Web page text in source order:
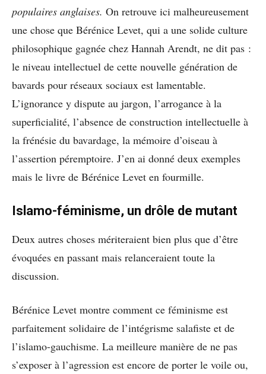
populaires anglaises. On retrouve ici malheureusement
une chose que Bérénice Levet, qui a une solide culture
philosophique gagnée chez Hannah Arendt, ne dit pas :
le niveau intellectuel de cette nouvelle génération de
bavards pour réseaux sociaux est lamentable.
L’ignorance y dispute au jargon, l’arrogance à la
superficialité, l’absence de construction intellectuelle à
la frénésie du bavardage, la mémoire d’oiseau à
l’assertion péremptoire. J’en ai donné deux exemples
mais le livre de Bérénice Levet en fourmille.
Islamo-féminisme, un drôle de mutant
Deux autres choses mériteraient bien plus que d’être
évoquées en passant mais relanceraient toute la
discussion.
Bérénice Levet montre comment ce féminisme est
parfaitement solidaire de l’intégrisme salafiste et de
l’islamo-gauchisme. La meilleure manière de ne pas
s’exposer à l’agression est encore de porter le voile ou,